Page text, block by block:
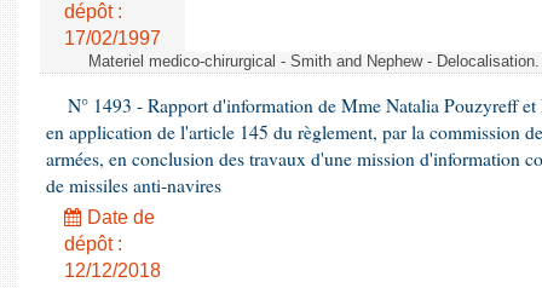
dépôt :
17/02/1997
Materiel medico-chirurgical - Smith and Nephew -
N° 1493 - Rapport d'information de Mme Natalia Pouzyreff
en application de l'article 145 du règlement, par la commission
armées, en conclusion des travaux d'une mission d'information
de missiles anti-navires
Date de
dépôt :
12/12/2018